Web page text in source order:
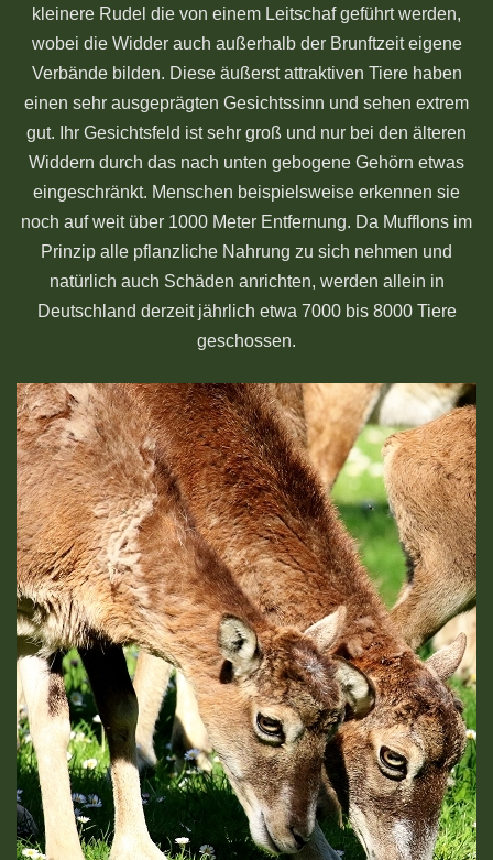
kleinere Rudel die von einem Leitschaf geführt werden,
wobei die Widder auch außerhalb der Brunftzeit eigene
Verbände bilden. Diese äußerst attraktiven Tiere haben
einen sehr ausgeprägten Gesichtssinn und sehen extrem
gut. Ihr Gesichtsfeld ist sehr groß und nur bei den älteren
Widdern durch das nach unten gebogene Gehörn etwas
eingeschränkt. Menschen beispielsweise erkennen sie
noch auf weit über 1000 Meter Entfernung. Da Mufflons im
Prinzip alle pflanzliche Nahrung zu sich nehmen und
natürlich auch Schäden anrichten, werden allein in
Deutschland derzeit jährlich etwa 7000 bis 8000 Tiere
geschossen.